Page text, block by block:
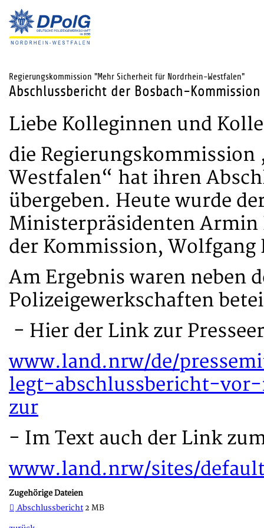
Regierungskommission "Mehr Sicherheit für Nordrhein-Westfalen"
Abschlussbericht der Bosbach-Kommission
Liebe Kolleginnen und
die
Westfalen“ hat ihren
übergeben. Heute wurde
Ministerpräsidenten Armin
der Kommission,
Am Ergebnis waren neben
Polizeigewerkschaften
- Hier der Link zur
www.land.nrw/de/
legt-abschlussbericht-
zur
- Im Text auch der Link
www.land.nrw/sites/
Zugehörige Dateien
Abschlussbericht 2 MB